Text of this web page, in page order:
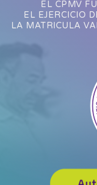
EL CPMV
EL EJERCICIO
LA MATRICULA